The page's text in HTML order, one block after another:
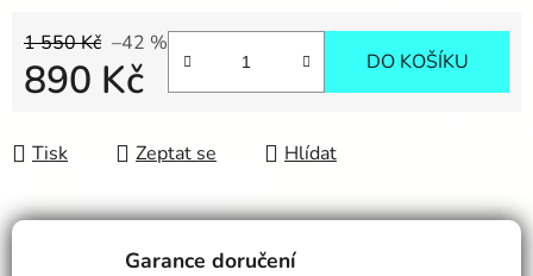
1 550 Kč –42 %
890 Kč DO KOŠÍKU
Tisk Zeptat se Hlídat
Garance doručení